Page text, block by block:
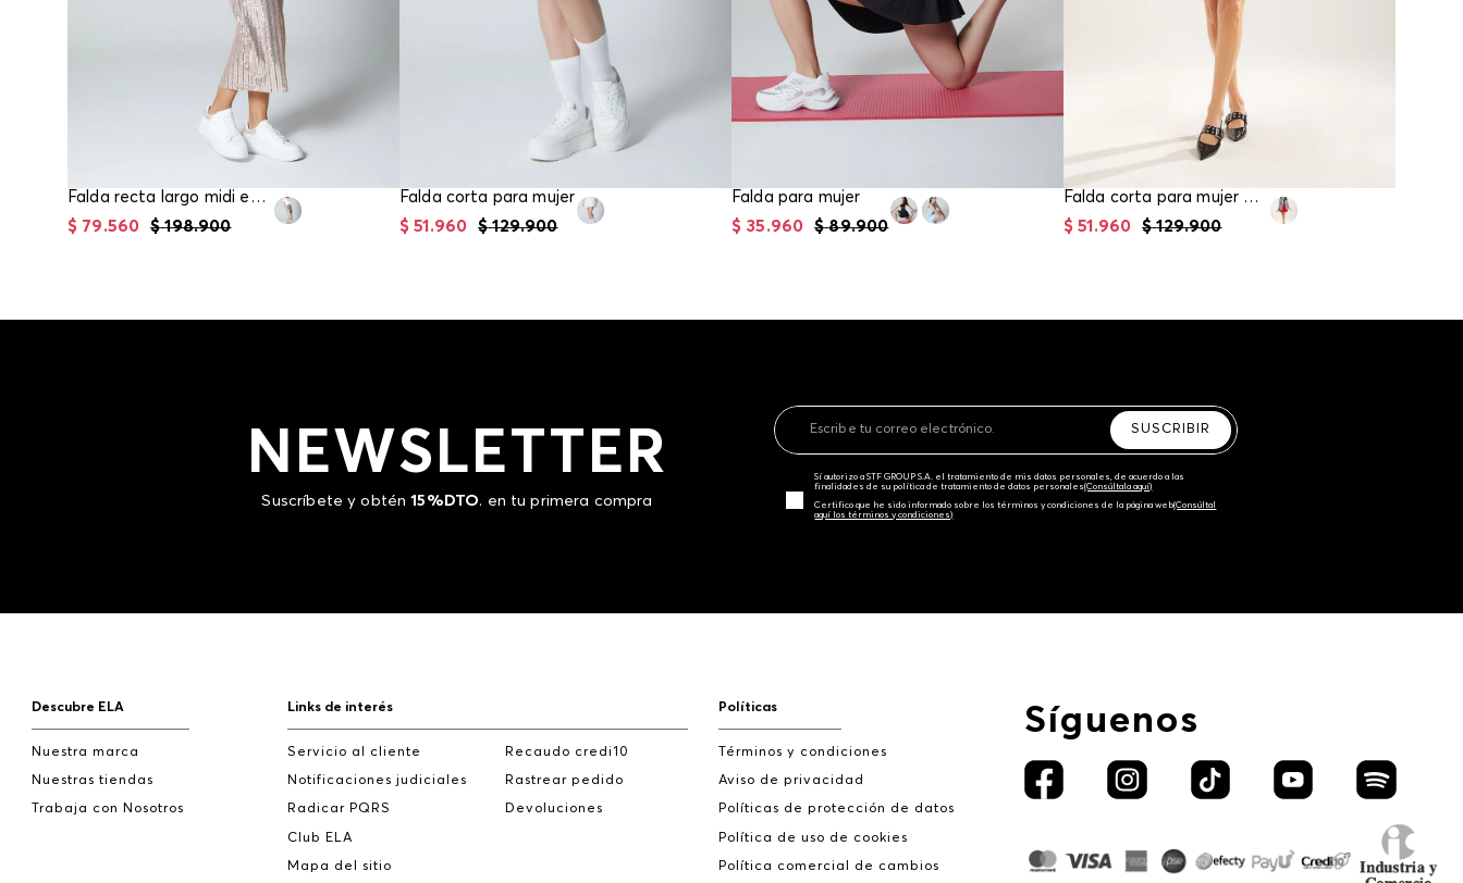
Falda recta largo midi en lentejuelas para mujer
$ 198.900
$ 79.560
Falda corta para mujer
$ 129.900
$ 51 .960
Falda para mujer
$ 89.900
$ 35.960
Falda corta para mujer en globo
$ 129.900
$ 51 .960
NEWSLETTER
Suscríbete y obtén15%DTO. en tu primera compra
SUSCRIBIR
Sí autorizo a STF GROUP S.A. el tratamiento de mis datos personales, de acuerdo a las
finalidades de su política de tratamiento de datos personales‎(Consúltala aquí)
Certifico que he sido informado sobre los términos y condiciones de la página web‎(Consúltal
aquí los términos y condiciones)
Síguenos
Descubre ELA
Nuestra marca
Nuestras tiendas
Trabaja con Nosotros
Links de interés
Servicio al cliente
Notificaciones judiciales
Radicar PQRS
Club ELA
Mapa del sitio
Recaudo credi10
Rastrear pedido
Devoluciones
Políticas
Términos y condiciones
Aviso de privacidad
Políticas de protección de datos
Política de uso de cookies
Política comercial de cambios